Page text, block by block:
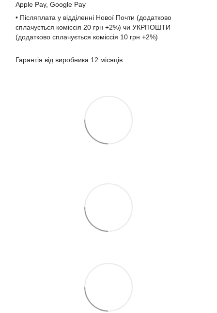
Apple Pay, Google Pay
• Післяплата у відділенні Нової Почти (додатково
сплачується коміссія 20 грн +2%) чи УКРПОШТИ
(додатково сплачується коміссія 10 грн +2%)
Гарантія від виробника 12 місяців.